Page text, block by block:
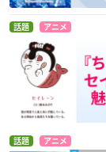
話題 アニメ
話題 アニメ